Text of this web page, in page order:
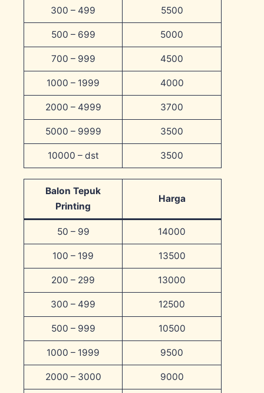
300 – 499 5500
500 – 699 5000
700 – 999 4500
1000 – 1999 4000
2000 – 4999 3700
5000 – 9999 3500
10000 – dst 3500
Balon Tepuk
Printing
Harga
50 – 99 14000
100 – 199 13500
200 – 299 13000
300 – 499 12500
500 – 999 10500
1000 – 1999 9500
2000 – 3000 9000